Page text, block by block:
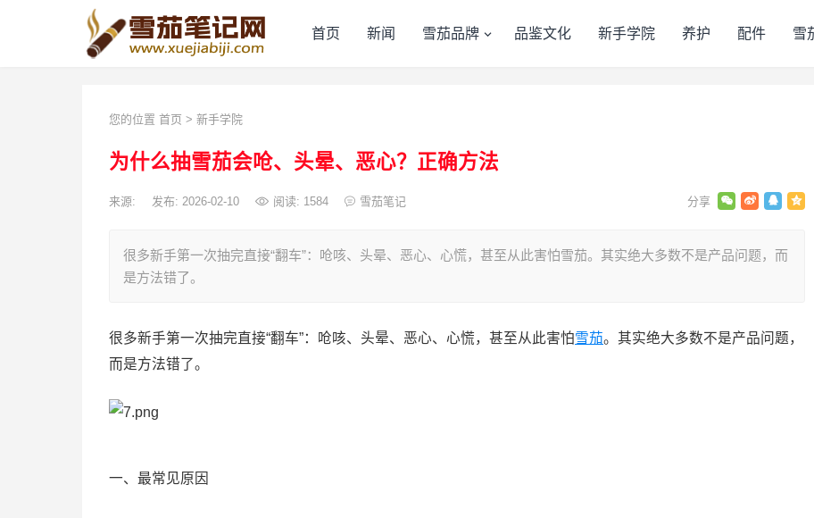
首页 新闻 雪茄品牌 品鉴文化 新手学院 养护 配件 雪
您的位置 首页 > 新手学院
为什么抽雪茄会呛、头晕、恶心？正确方法
来源: 发布: 2026-02-10 阅读: 1584 雪茄笔记
很多新手第一次抽完直接“翻车”：呛咳、头晕、恶心、心慌，甚至从此害怕雪茄。其实绝大多数不是产品问题，而
是方法错了。
很多新手第一次抽完直接“翻车”：呛咳、头晕、恶心、心慌，甚至从此害怕雪茄。其实绝大多数不是产品问题，
而是方法错了。
一、最常见原因